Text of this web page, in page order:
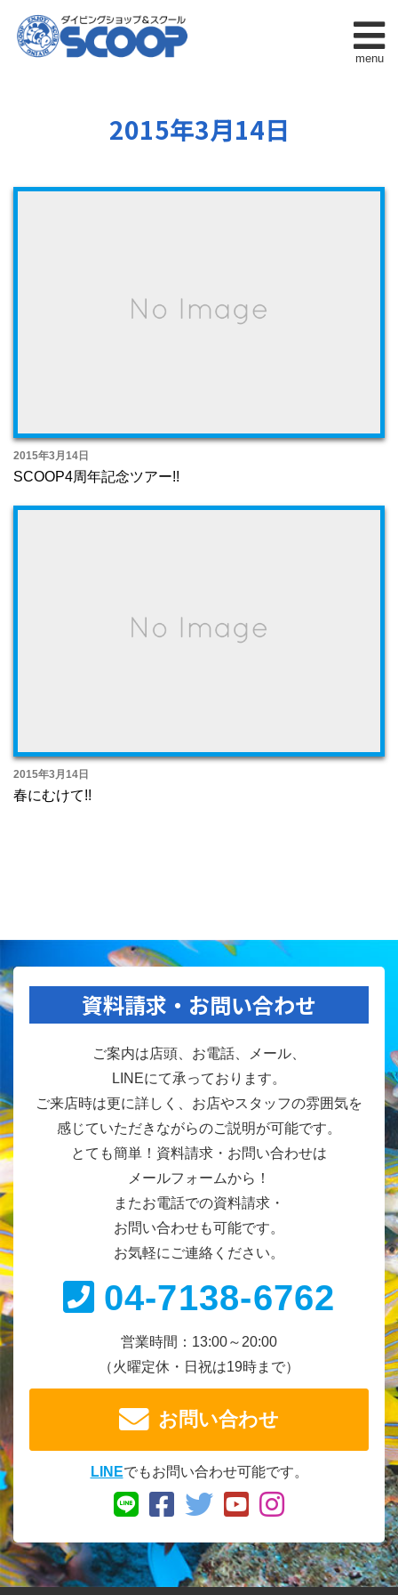
menu
2015年3月14日
2015年3月14日
SCOOP4周年記念ツアー!!
2015年3月14日
春にむけて!!
資料請求・お問い合わせ
ご案内は店頭、お電話、メール、
LINEにて承っております。
ご来店時は更に詳しく、お店やスタッフの雰囲気を
感じていただきながらのご説明が可能です。
とても簡単！資料請求・お問い合わせは
メールフォームから！
またお電話での資料請求・
お問い合わせも可能です。
お気軽にご連絡ください。
04-7138-6762
営業時間：13:00～20:00
（火曜定休・日祝は19時まで）
お問い合わせ
LINEでもお問い合わせ可能です。